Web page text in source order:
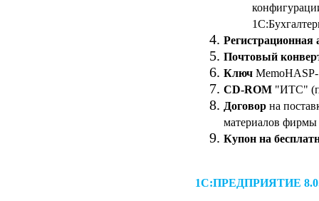
Регистрационная
Почтовый
Ключ
CD-ROM "ИТС"
Договор на
материалов
Купон на
1С:ПРЕДПРИЯТИЕ